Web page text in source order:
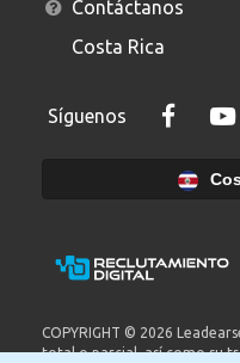
Contáctanos
Costa Rica
Síguenos
COPYRIGHT © 2026
total o parcial, así como su